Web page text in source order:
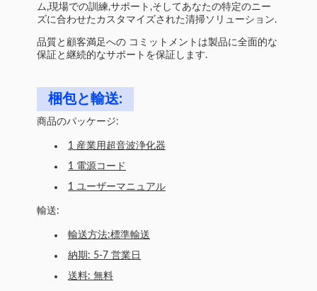
ム,現場での訓練,サポート,そしてあなたの特定のニー
ズに合わせたカスタマイズされた清掃ソリューション.
品質と顧客満足への コミットメントは製品に全面的な
保証と継続的なサポートを保証します.
梱包と輸送:
商品のパッケージ:
1 産業用超音波浄化器
1 電源コード
1 ユーザーマニュアル
輸送:
輸送方法:標準輸送
納期: 5-7 営業日
送料: 無料